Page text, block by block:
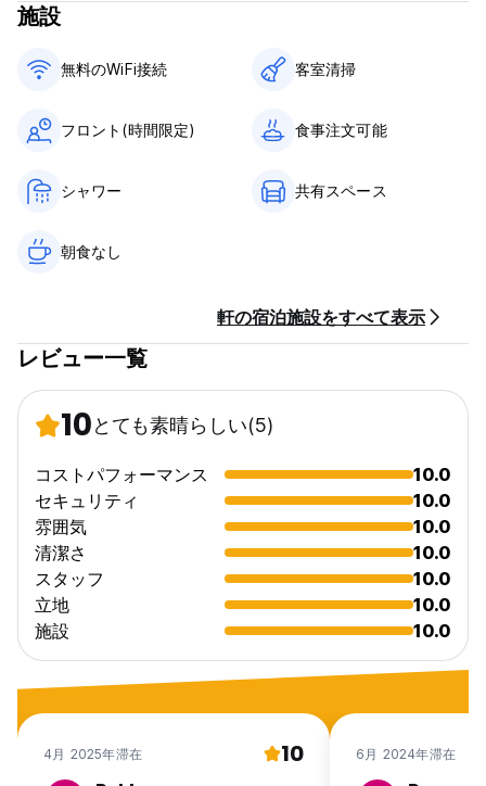
門限はありません。
施設
無料のWiFi接続 客室清掃
フロント(時間限定) 食事注文可能
シャワー 共有スペース
朝食なし
軒の宿泊施設をすべて表示
レビュー一覧
10とても素晴らしい(5)
コストパフォーマンス
10.0
セキュリティ
10.0
雰囲気
10.0
清潔さ
10.0
スタッフ
10.0
立地
10.0
施設
10.0
4月 2025年滞在 10 6月 2024年滞在